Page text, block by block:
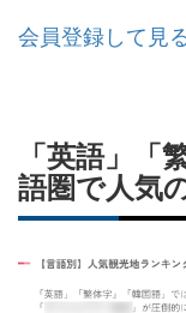
会員登録して見
「英語」「
語圏で人気